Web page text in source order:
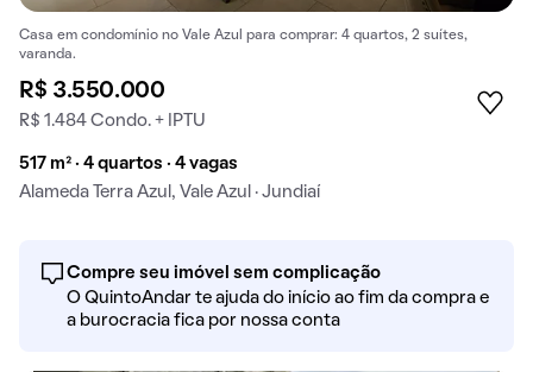
Casa em condomínio no Vale Azul para comprar: 4 quartos, 2 suítes,
varanda.
R$ 3.550.000
R$ 1.484 Condo. + IPTU
517 m² · 4 quartos · 4 vagas
Alameda Terra Azul, Vale Azul · Jundiaí
Compre seu imóvel sem complicação
O QuintoAndar te ajuda do início ao fim da compra e
a burocracia fica por nossa conta